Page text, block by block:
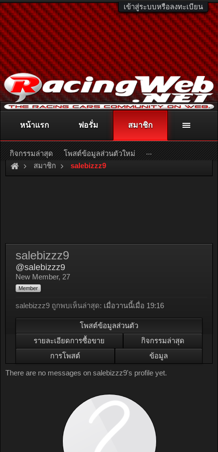
เข้าสู่ระบบหรือลงทะเบียน
ติดต่อลงโฆษณา racingweb@gmail.comหรือโทร. 081-811-1138
หรืออ่านรายละเอียดเพิ่มเติม คลิกที่นี่
สมาชิก salebizzz9
salebizzz9
@salebizzz9
New Member, 27
Member
salebizzz9 ถูกพบเห็นล่าสุด: เมื่อวานนี้เมื่อ 19:16
โพสต์ข้อมูลส่วนตัว
รายละเอียดการซื้อขาย
กิจกรรมล่าสุด
การโพสต์
ข้อมูล
There are no messages on salebizzz9's profile yet.
หน้าแรก ฟอรั่ม สมาชิก
กิจกรรมล่าสุด โพสต์ข้อมูลส่วนตัวใหม่ ...